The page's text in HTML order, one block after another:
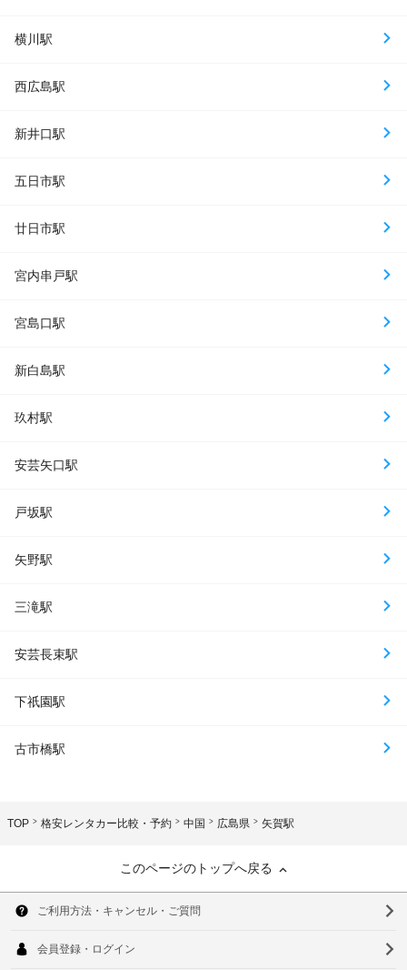
横川駅
西広島駅
新井口駅
五日市駅
廿日市駅
宮内串戸駅
宮島口駅
新白島駅
玖村駅
安芸矢口駅
戸坂駅
矢野駅
三滝駅
安芸長束駅
下祇園駅
古市橋駅
TOP 格安レンタカー比較・予約 中国 広島県 矢賀駅
このページのトップへ戻る